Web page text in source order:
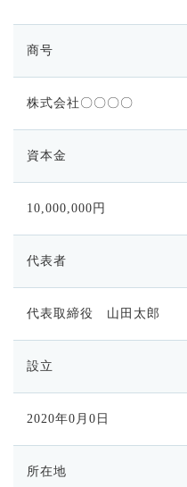
商号
株式会社〇〇〇〇
資本金
10,000,000円
代表者
代表取締役 山田太郎
設立
2020年0月0日
所在地